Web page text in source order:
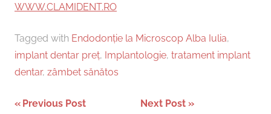
WWW.CLAMIDENT.RO
Tagged with Endodonție la Microscop Alba Iulia,
implant dentar preț, Implantologie, tratament implant
dentar, zâmbet sănătos
Post
Previous Post Next Post